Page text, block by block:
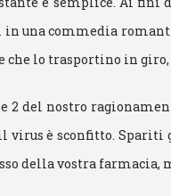
in una commedia
lo trasportino in giro,
2 del nostro
virus è sconfitto.
della vostra farmacia,